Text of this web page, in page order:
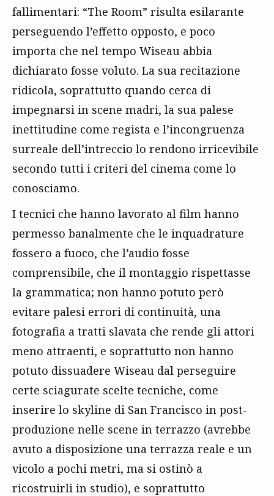
fallimentari: “The Room” risulta esilarante
perseguendo l’effetto opposto, e poco
importa che nel tempo Wiseau abbia
dichiarato fosse voluto. La sua recitazione
ridicola, soprattutto quando cerca di
impegnarsi in scene madri, la sua palese
inettitudine come regista e l’incongruenza
surreale dell’intreccio lo rendono irricevibile
secondo tutti i criteri del cinema come lo
conosciamo.
I tecnici che hanno lavorato al film hanno
permesso banalmente che le inquadrature
fossero a fuoco, che l’audio fosse
comprensibile, che il montaggio rispettasse
la grammatica; non hanno potuto però
evitare palesi errori di continuità, una
fotografia a tratti slavata che rende gli attori
meno attraenti, e soprattutto non hanno
potuto dissuadere Wiseau dal perseguire
certe sciagurate scelte tecniche, come
inserire lo skyline di San Francisco in post-
produzione nelle scene in terrazzo (avrebbe
avuto a disposizione una terrazza reale e un
vicolo a pochi metri, ma si ostinò a
ricostruirli in studio), e soprattutto